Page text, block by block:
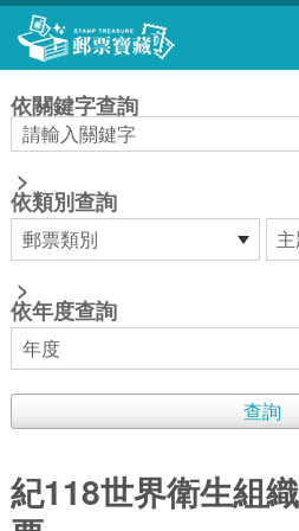
跳到主要內容區塊
依關鍵字查詢
>
依類別查詢
>
依年度查詢
紀118世界衛生組